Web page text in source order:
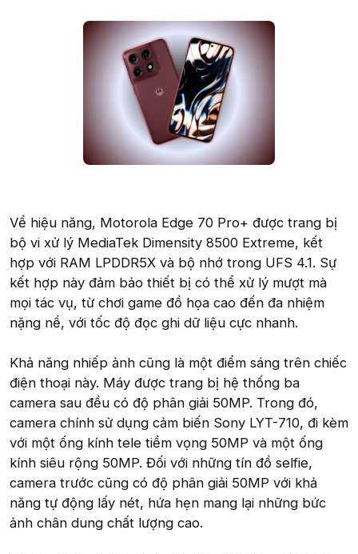
Về hiệu năng, Motorola Edge 70 Pro+ được trang bị
bộ vi xử lý MediaTek Dimensity 8500 Extreme, kết
hợp với RAM LPDDR5X và bộ nhớ trong UFS 4.1. Sự
kết hợp này đảm bảo thiết bị có thể xử lý mượt mà
mọi tác vụ, từ chơi game đồ họa cao đến đa nhiệm
nặng nề, với tốc độ đọc ghi dữ liệu cực nhanh.
Khả năng nhiếp ảnh cũng là một điểm sáng trên chiếc
điện thoại này. Máy được trang bị hệ thống ba
camera sau đều có độ phân giải 50MP. Trong đó,
camera chính sử dụng cảm biến Sony LYT-710, đi kèm
với một ống kính tele tiềm vọng 50MP và một ống
kính siêu rộng 50MP. Đối với những tín đồ selfie,
camera trước cũng có độ phân giải 50MP với khả
năng tự động lấy nét, hứa hẹn mang lại những bức
ảnh chân dung chất lượng cao.